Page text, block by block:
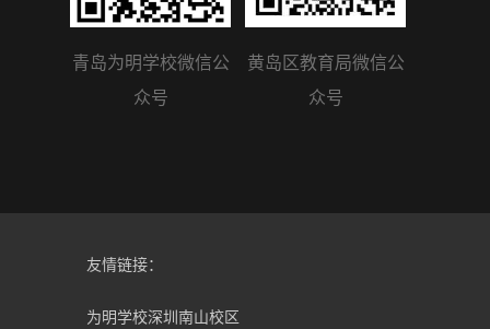
青岛为明学校微信公
众号
黄岛区教育局微信公
众号
友情链接：
为明学校深圳南山校区